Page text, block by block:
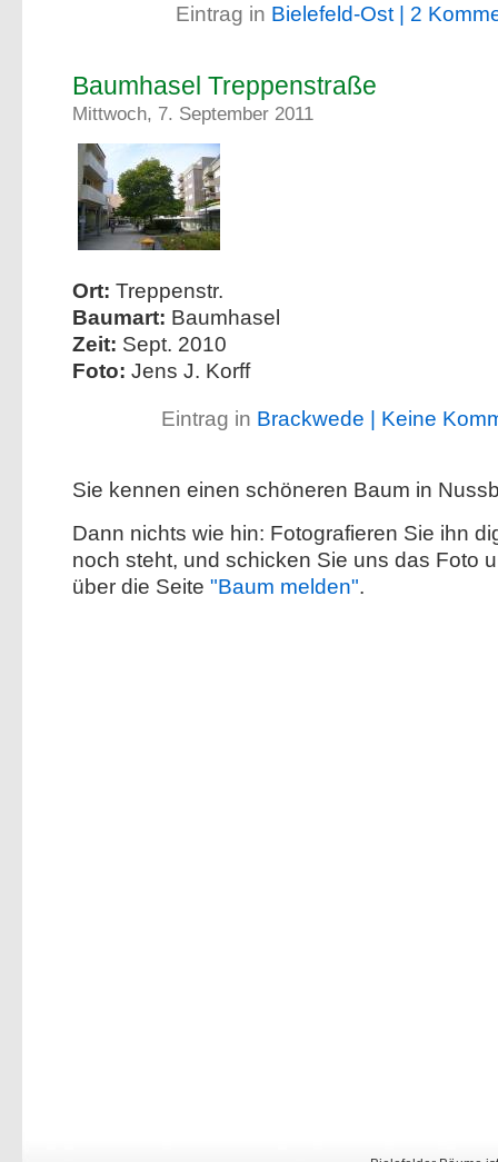
Eintrag in Bielefeld-Ost | 2
Baumhasel Treppenstraße
Mittwoch, 7. September 2011
Ort: Treppenstr.
Baumart: Baumhasel
Zeit: Sept. 2010
Foto: Jens J. Korff
Eintrag in Brackwede | Keine
Sie kennen einen schöneren Baum in
Dann nichts wie hin: Fotografieren Sie ihn
noch steht, und schicken Sie uns das Foto
über die Seite "Baum melden".